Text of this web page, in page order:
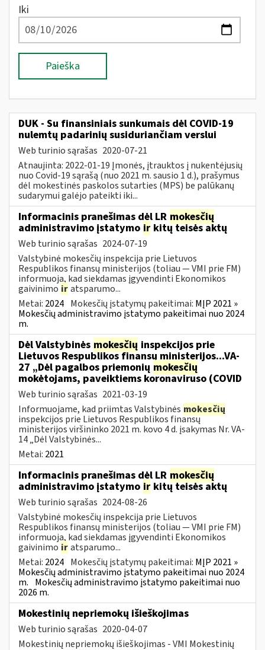
Iki
Paieška
DUK - Su finansiniais sunkumais dėl COVID-19
nulemtų padarinių susiduriančiam verslui
Web turinio sąrašas 2020-07-21
Atnaujinta: 2022-01-19 Įmonės, įtrauktos į nukentėjusių
nuo Covid-19 sąrašą (nuo 2021 m. sausio 1 d.), prašymus
dėl mokestinės paskolos sutarties (MPS) be palūkanų
sudarymui galėjo pateikti iki...
Informacinis pranešimas dėl LR mokesčių
administravimo įstatymo ir kitų teisės aktų
Web turinio sąrašas 2024-07-19
Valstybinė mokesčių inspekcija prie Lietuvos
Respublikos finansų ministerijos (toliau — VMI prie FM)
informuoja, kad siekdamas įgyvendinti Ekonomikos
gaivinimo iratsparumo...
Metai: 2024 Mokesčių įstatymų pakeitimai: MĮP 2021 »
Mokesčių administravimo įstatymo pakeitimai nuo 2024
m.
Dėl Valstybinės mokesčių inspekcijos prie
Lietuvos Respublikos finansų ministerijos...VA-
27 „Dėl pagalbos priemonių mokesčių
mokėtojams, paveiktiems koronaviruso (COVID
Web turinio sąrašas 2021-03-19
Informuojame, kad priimtas Valstybinės mokesčių
inspekcijos prie Lietuvos Respublikos finansų
ministerijos viršininko 2021 m. kovo 4 d. įsakymas Nr. VA-
14 „Dėl Valstybinės...
Metai: 2021
Informacinis pranešimas dėl LR mokesčių
administravimo įstatymo ir kitų teisės aktų
Web turinio sąrašas 2024-08-26
Valstybinė mokesčių inspekcija prie Lietuvos
Respublikos finansų ministerijos (toliau — VMI prie FM)
informuoja, kad siekdamas įgyvendinti Ekonomikos
gaivinimo iratsparumo...
Metai: 2024 Mokesčių įstatymų pakeitimai: MĮP 2021 »
Mokesčių administravimo įstatymo pakeitimai nuo 2024
m. Mokesčių administravimo įstatymo pakeitimai nuo
2026 m.
Mokestinių nepriemokų išieškojimas
Web turinio sąrašas 2020-04-07
Mokestinių nepriemokų išieškojimas - VMI Mokestinių